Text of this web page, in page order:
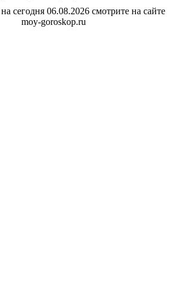
сегодня 06.08.2026 смотрите на сайте
moy-goroskop.ru